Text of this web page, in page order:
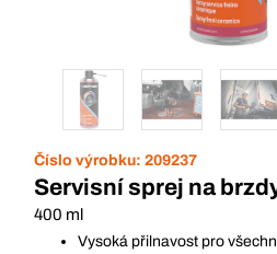
Číslo výrobku: 209237
Servisní sprej na
400 ml
Vysoká přilnavost pro